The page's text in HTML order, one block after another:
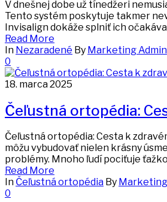
V dnešnej dobe už tínedžeri
Tento systém poskytuje takmer
Invisalign dokáže splniť ich
Read More
In Nezaradené By Marketing Admin
0
18. marca 2025
Čeľustná ortopédia:
Čeľustná ortopédia: Cesta k
môžu vybudovať nielen krásny
problémy. Mnoho ľudí pociťuje
Read More
In Čeľustná ortopédia By
0